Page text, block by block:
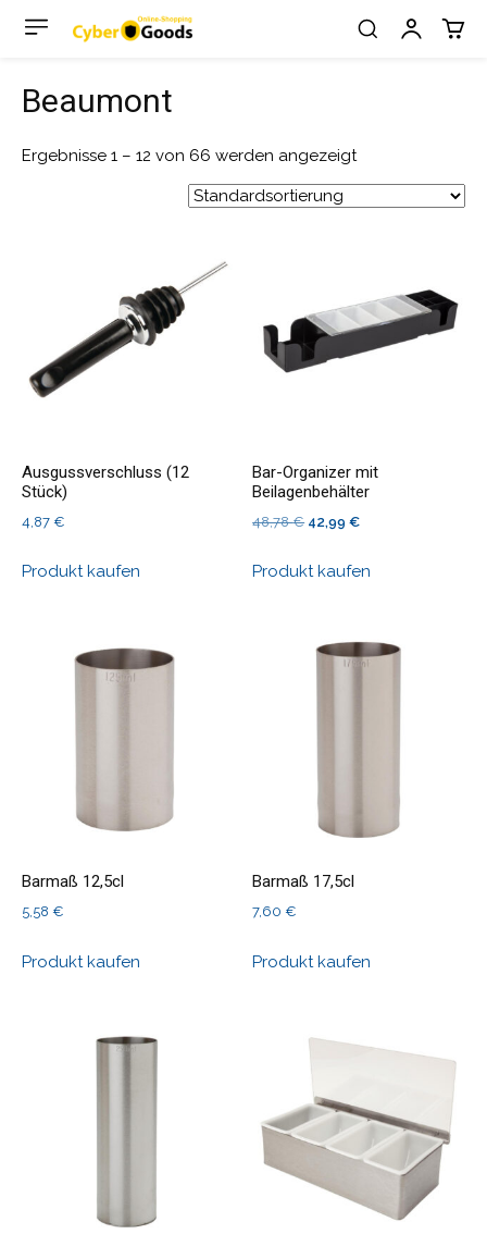
Beaumont
Ergebnisse 1 – 12 von 66 werden angezeigt
Ausgussverschluss (12
Stück)
4,87 €
Produkt kaufen
Bar-Organizer mit
Beilagenbehälter
48,78€ Ursprünglicher
war:
42,99€Aktueller
ist:
Produkt kaufen
Barmaß 12,5cl
5,58 €
Produkt kaufen
Barmaß 17,5cl
7,60€
Produkt kaufen